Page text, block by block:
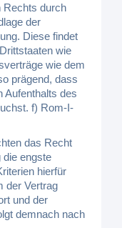
Rechts durch
der
Diese findet
wie
wie dem
prägend, dass
Aufenthalts des
f) Rom-I-
das Recht
die engste
hierfür
der Vertrag
und der
demnach nach